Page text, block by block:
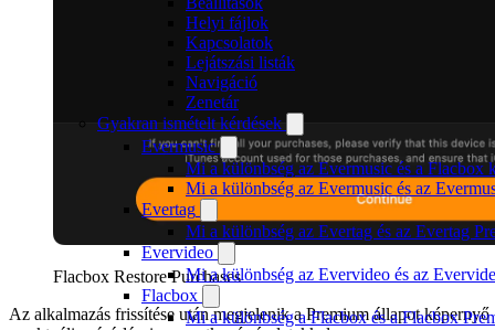
Helyi fájlok
Kapcsolatok
Lejátszási listák
Navigáció
Zenetár
Gyakran ismételt kérdések
Evermusic
Mi a különbség az Evermusic és a Flacbox
Mi a különbség az Evermusic és az
Evertag
Mi a különbség az Evertag és az Evertag
Evervideo
Mi a különbség az Evervideo és az
Flacbox
Mi a különbség a Flacbox és a Flacbox
Flacbox Restore Purchases
Az alkalmazás frissítése után megjelenik a Premium állapot képernyő